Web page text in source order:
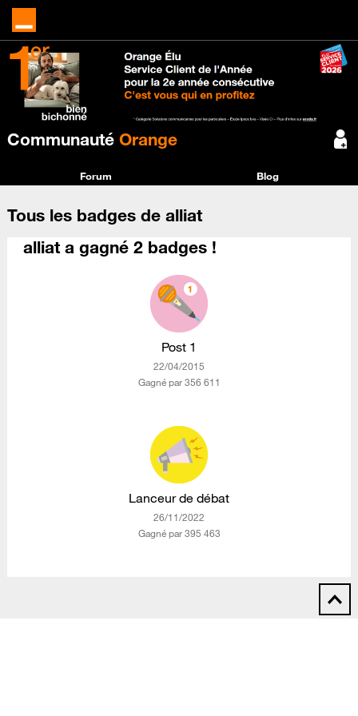
Communauté Orange
Forum Blog
Tous les badges de alliat
alliat a gagné 2 badges !
Post 1
‎22/04/2015
Gagné par 356 611
Lanceur de débat
‎26/11/2022
Gagné par 395 463